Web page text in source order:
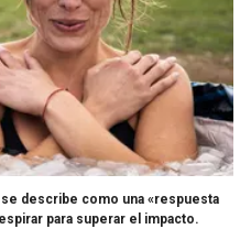
describe como una «respuesta
para superar el impacto.